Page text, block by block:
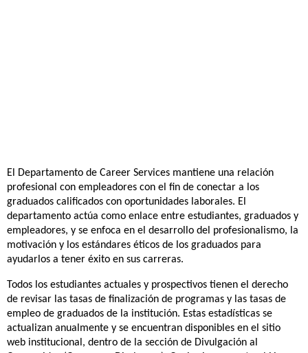
El Departamento de Career Services mantiene una relación
profesional con empleadores con el fin de conectar a los
graduados calificados con oportunidades laborales. El
departamento actúa como enlace entre estudiantes, graduados y
empleadores, y se enfoca en el desarrollo del profesionalismo, la
motivación y los estándares éticos de los graduados para
ayudarlos a tener éxito en sus carreras.
Todos los estudiantes actuales y prospectivos tienen el derecho
de revisar las tasas de finalización de programas y las tasas de
empleo de graduados de la institución. Estas estadísticas se
actualizan anualmente y se encuentran disponibles en el sitio
web institucional, dentro de la sección de Divulgación al